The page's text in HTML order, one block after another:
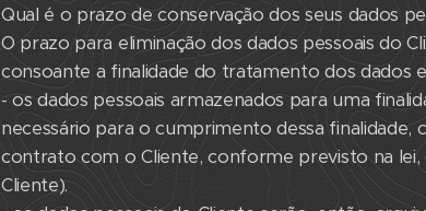
Qual é o prazo de conservação dos seus dados
O prazo para eliminação dos dados pessoais do
consoante a finalidade do tratamento dos dados
- os dados pessoais armazenados para uma
necessário para o cumprimento dessa
contrato com o Cliente, conforme previsto na
Cliente).